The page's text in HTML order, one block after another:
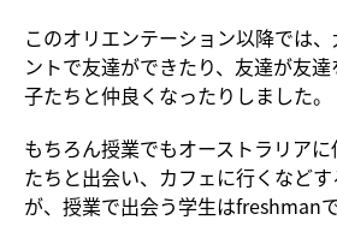
このオリエンテーション以降では
ントで友達ができたり、友達が友
子たちと仲良くなったりしました。
もちろん授業でもオーストラリア
たちと出会い、カフェに行くなど
が、授業で出会う学生はfreshman